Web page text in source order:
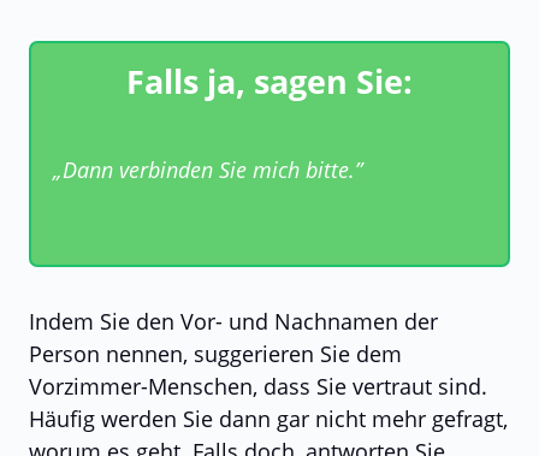
Falls ja, sagen Sie:
„Dann verbinden Sie mich bitte.”
Indem Sie den Vor- und Nachnamen der
Person nennen, suggerieren Sie dem
Vorzimmer-Menschen, dass Sie vertraut sind.
Häufig werden Sie dann gar nicht mehr gefragt,